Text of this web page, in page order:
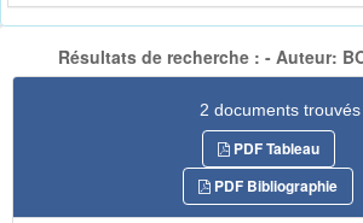
Résultats de recherche : - Auteur:
2 documents trouvés
PDF Tableau
PDF Bibliographie